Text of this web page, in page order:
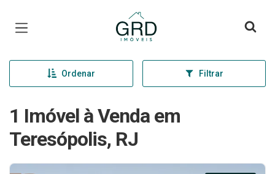
Página inicial
Ordenar Filtrar
1 Imóvel à Venda em
Teresópolis, RJ